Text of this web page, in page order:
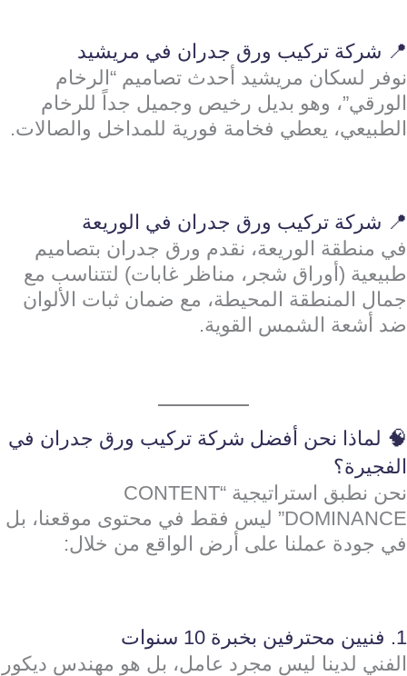
📍 شركة تركيب ورق جدران في مريشيد
نوفر لسكان مريشيد أحدث تصاميم “الرخام
الورقي”، وهو بديل رخيص وجميل جداً للرخام
الطبيعي، يعطي فخامة فورية للمداخل والصالات.
📍 شركة تركيب ورق جدران في الوريعة
في منطقة الوريعة، نقدم ورق جدران بتصاميم
طبيعية (أوراق شجر، مناظر غابات) لتتناسب مع
جمال المنطقة المحيطة، مع ضمان ثبات الألوان
ضد أشعة الشمس القوية.
🧠 لماذا نحن أفضل شركة تركيب ورق جدران في
الفجيرة؟
نحن نطبق استراتيجية “CONTENT
DOMINANCE” ليس فقط في محتوى موقعنا، بل
في جودة عملنا على أرض الواقع من خلال:
1. فنيين محترفين بخبرة 10 سنوات
الفني لدينا ليس مجرد عامل، بل هو مهندس ديكور